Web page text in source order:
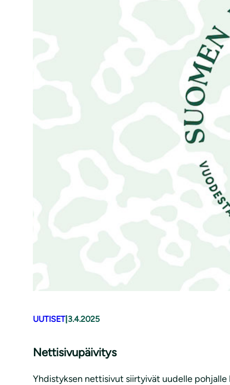
UUTISET| 3.4.2025
Nettisivupäivitys
Yhdistyksen nettisivut siirtyivät uudelle